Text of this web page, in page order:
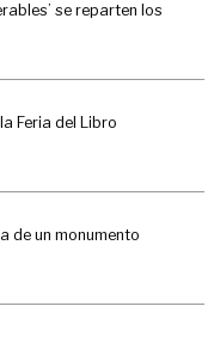
se reparten los
Feria del Libro
de un monumento